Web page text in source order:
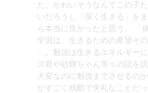
た。かわいそうなんてこの子
いだろうし「深く生きる」を
ら本当に良かったと思う。 「
学習は、生きるための希望その
…。勉強は生きるエネルギー
ズ君や紗輝ちゃん等々の話を
大変なのに勉強までさせるの
がすごく残酷で失礼なことだ